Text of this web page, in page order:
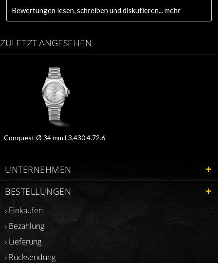
Bewertungen lesen, schreiben und diskutieren...
mehr
ZULETZT ANGESEHEN
Conquest Ø 34 mm L3.430.4.72.6
UNTERNEHMEN
BESTELLUNGEN
› Einkaufen
› Bezahlung
› Lieferung
› Rücksendung